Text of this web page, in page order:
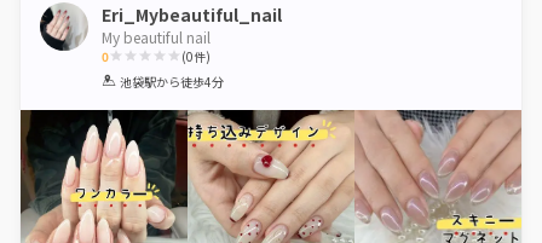
Eri_Mybeautiful_nail
My beautiful nail
0
1 2 3 4 5
(0件)
池袋駅から徒歩4分